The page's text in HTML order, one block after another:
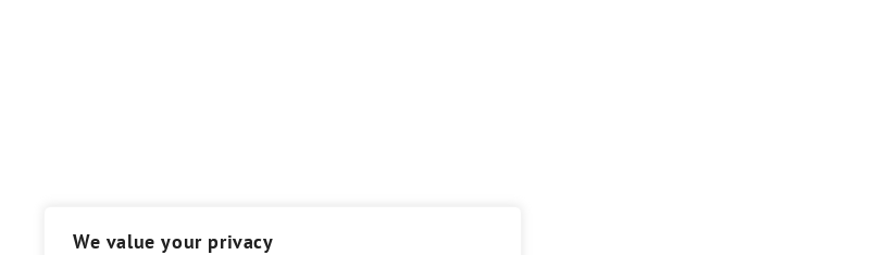
We value your privacy